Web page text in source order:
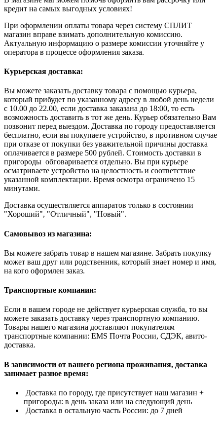
кредит на самых выгодных условиях!
При оформлении оплаты товара через систему СПЛИТ
магазин вправе взимать дополнительную комиссию.
Актуальную информацию о размере комиссии уточняйте у
оператора в процессе оформления заказа.
Курьерская доставка:
Вы можете заказать доставку товара с помощью курьера,
который прибудет по указанному адресу в любой день недели
с 10.00 до 22.00, если доставка заказана до 18:00, то есть
возможность доставить в тот же день. Курьер обязательно Вам
позвонит перед выездом. Доставка по городу предоставляется
бесплатно, если вы покупаете устройство, в противном случае
при отказе от покупки без уважительной причины доставка
оплачивается в размере 500 рублей. Стоимость доставки в
пригороды обговаривается отдельно. Вы при курьере
осматриваете устройство на целостность и соответствие
указанной комплектации. Время осмотра ограничено 15
минутами.
Доставка осуществляется аппаратов только в состоянии
"Хороший", "Отличный", "Новый".
Самовывоз из магазина:
Вы можете забрать товар в нашем магазине. Забрать покупку
может ваш друг или родственник, который знает номер и имя,
на кого оформлен заказ.
Транспортные компании:
Если в вашем городе не действует курьерская служба, то вы
можете заказать доставку через транспортную компанию.
Товары нашего магазина доставляют покупателям
транспортные компании: EMS Почта России, СДЭК, авито-
доставка.
В зависимости от вашего региона проживания, доставка
занимает разное время:
Доставка по городу, где присутствует наш магазин +
пригороды: в день заказа или на следующий день
Доставка в остальную часть России: до 7 дней